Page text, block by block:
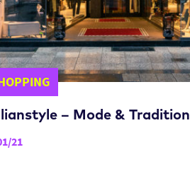
– Mode & Tradition
21